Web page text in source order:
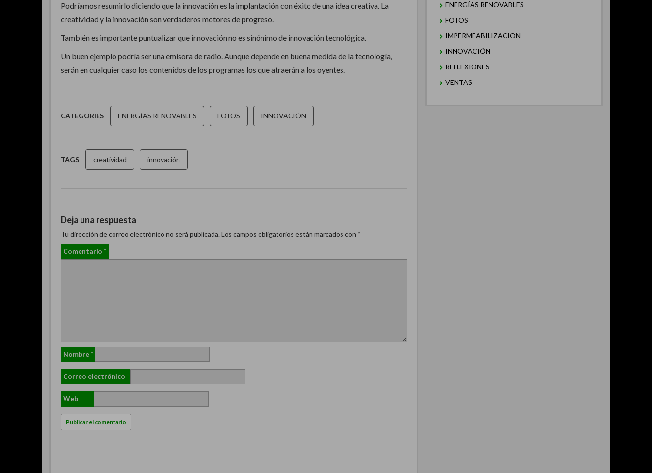
Podríamos resumirlo diciendo que la innovación es la implantación con éxito de una idea creativa. La
creatividad y la innovación son verdaderos motores de progreso.
También es importante puntualizar que innovación no es sinónimo de innovación tecnológica.
Un buen ejemplo podría ser una emisora de radio. Aunque depende en buena medida de la tecnología,
serán en cualquier caso los contenidos de los programas los que atraerán a los oyentes.
CATEGORIES ENERGÍAS RENOVABLES FOTOS INNOVACIÓN
TAGS creatividad innovación
Deja una respuesta
Tu dirección de correo electrónico no será publicada. Los campos obligatorios están marcados con *
Comentario *
Nombre*
Correo electrónico *
Web
ENERGÍAS RENOVABLES
FOTOS
IMPERMEABILIZACIÓN
INNOVACIÓN
REFLEXIONES
VENTAS